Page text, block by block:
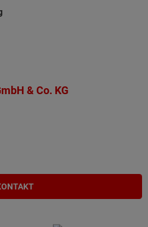
& Co. KG